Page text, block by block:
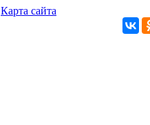
Карта сайта